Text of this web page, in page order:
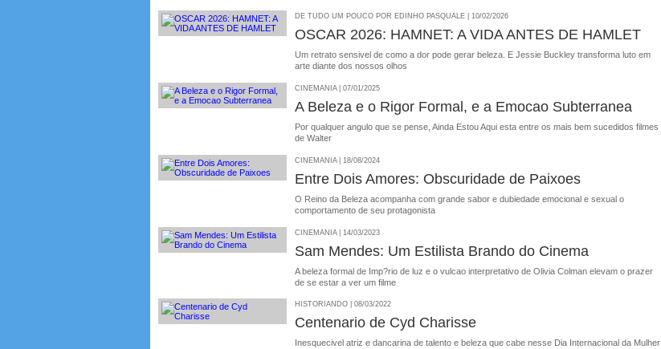
DE TUDO UM POUCO POR EDINHO PASQUALE | 10/02/2026
OSCAR 2026: HAMNET: A VIDA ANTES DE HAMLET
Um retrato sensivel de como a dor pode gerar beleza. E Jessie Buckley transforma luto em
arte diante dos nossos olhos
CINEMANIA | 07/01/2025
A Beleza e o Rigor Formal, e a Emocao Subterranea
Por qualquer angulo que se pense, Ainda Estou Aqui esta entre os mais bem sucedidos filmes
de Walter
CINEMANIA | 18/08/2024
Entre Dois Amores: Obscuridade de Paixoes
O Reino da Beleza acompanha com grande sabor e dubiedade emocional e sexual o
comportamento de seu protagonista
CINEMANIA | 14/03/2023
Sam Mendes: Um Estilista Brando do Cinema
A beleza formal de Imp?rio de luz e o vulcao interpretativo de Olivia Colman elevam o prazer
de se estar a ver um filme
HISTORIANDO | 08/03/2022
Centenario de Cyd Charisse
Inesquecivel atriz e dancarina de talento e beleza que cabe nesse Dia Internacional da Mulher